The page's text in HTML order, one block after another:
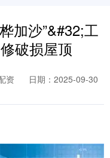
加沙”&#32;工
破损屋顶
资
日期：2025-09-30